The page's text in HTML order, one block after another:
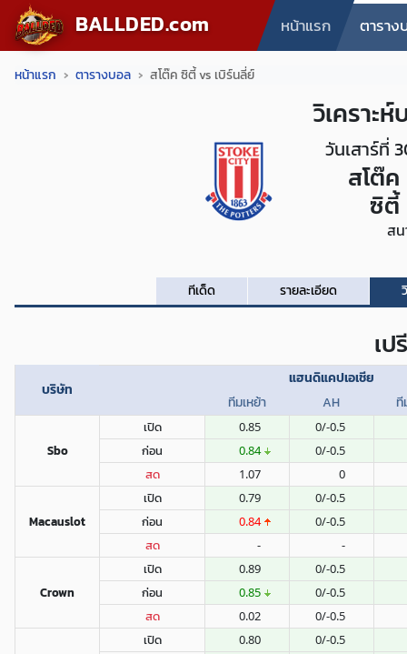
BALLDED.com หน้าแรก ตาราง
หน้าแรก ตารางบอล สโต๊ค ซิตี้ vs เบิร์นลี่ย์
วิเคราะ
วันเสาร์ที่
สโต๊ค
ซิตี้
ส
ทีเด็ด รายละเอียด
เ
บริษัท
แฮนดิแคปเอเชีย
ทีมเหย้า
AH ที
Sbo
เปิด 0.85 0/-0.5
ก่อน 0.84 0/-0.5
สด 1.07 0
Macauslot
เปิด 0.79 0/-0.5
ก่อน 0.84 0/-0.5
สด - -
Crown
เปิด 0.89 0/-0.5
ก่อน 0.85 0/-0.5
สด 0.02 0/-0.5
เปิด 0.80 0/-0.5